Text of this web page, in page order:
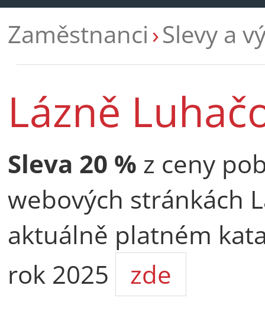
Zaměstnanci Slevy a
Lázně
Sleva 20 % z ceny
webových stránkách
aktuálně platném
rok 2025
zde